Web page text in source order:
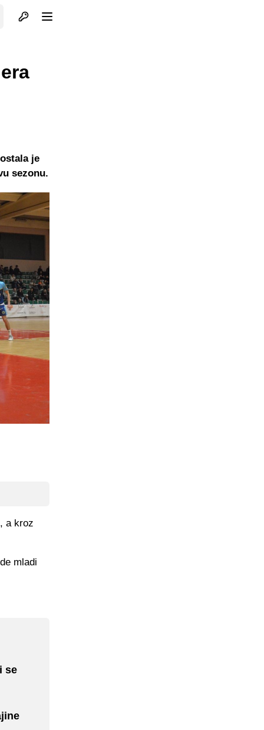
Otvori profil
je
sezonu.
a kroz
mladi
se